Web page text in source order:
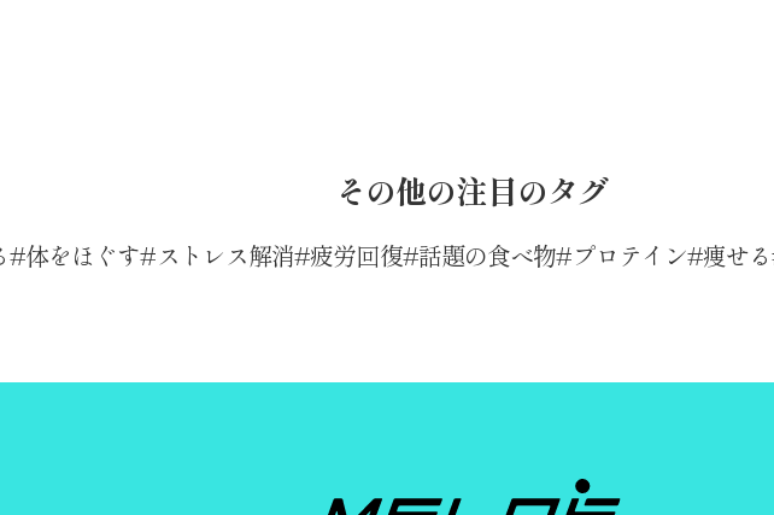
その他の注目のタグ
体をほぐす ストレス解消 疲労回復 話題の食べ物 プロテイン 痩せる